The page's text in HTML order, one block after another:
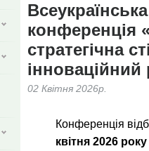
конференція
стратегічна
інноваційний
02 Квітня 2026р.
Конференція
квітня 2026 року